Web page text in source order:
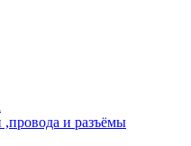
,провода и разъёмы